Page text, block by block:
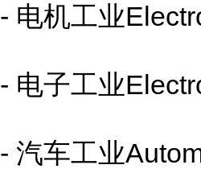
- 电机工业
- 电子工业
- 汽车工业